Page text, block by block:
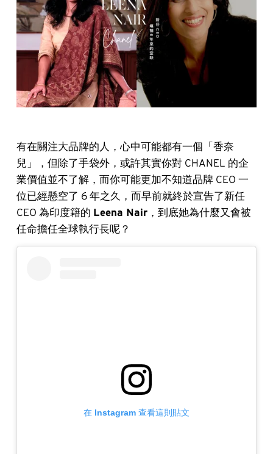
有在關注大品牌的人，心中可能都有一個「香奈
兒」，但除了手袋外，或許其實你對 CHANEL 的企
業價值並不了解，而你可能更加不知道品牌 CEO 一
位已經懸空了 6 年之久，而早前就終於宣告了新任
CEO 為印度籍的 Leena Nair，到底她為什麼又會被
任命擔任全球執行長呢？
在 Instagram 查看這則貼文